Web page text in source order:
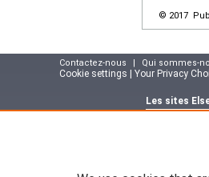
© 2017
Contactez-nous Qui sommes-
Cookie settings | Your Privacy
Les sites